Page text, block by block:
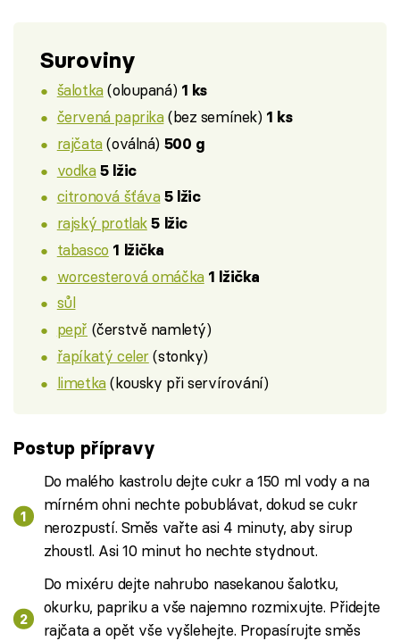
Suroviny
šalotka(oloupaná) 1 ks
červená paprika(bez semínek) 1 ks
rajčata(oválná) 500 g
vodka 5 lžic
citronová šťáva 5 lžic
rajský protlak 5 lžic
tabasco 1 lžička
worcesterová omáčka 1 lžička
sůl
pepř (čerstvě namletý)
řapíkatý celer(stonky)
limetka(kousky při servírování)
Postup přípravy
Do malého kastrolu dejte cukr a 150 ml vody a na
mírném ohni nechte pobublávat, dokud se cukr
nerozpustí. Směs vařte asi 4 minuty, aby sirup
zhoustl. Asi 10 minut ho nechte stydnout.
Do mixéru dejte nahrubo nasekanou šalotku,
okurku, papriku a vše najemno rozmixujte. Přidejte
rajčata a opět vše vyšlehejte. Propasírujte směs